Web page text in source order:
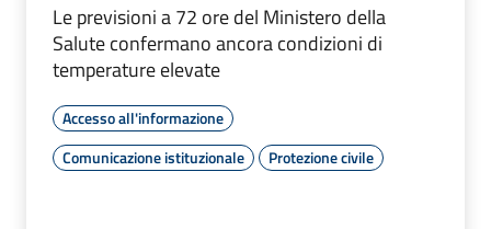
Le previsioni a 72 ore del Ministero della
Salute confermano ancora condizioni di
temperature elevate
Accesso all'informazione
Comunicazione istituzionale
Protezione civile